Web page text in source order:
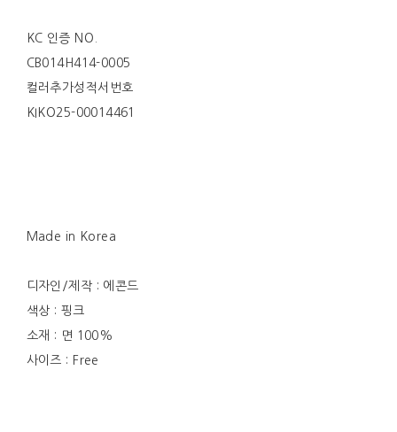
KC 인증 NO.
CB014H414-0005
컬러추가성적서번호
KIKO25-00014461
Made in Korea
디자인/제작 : 에콘드
색상 : 핑크
소재 : 면 100%
사이즈 : Free